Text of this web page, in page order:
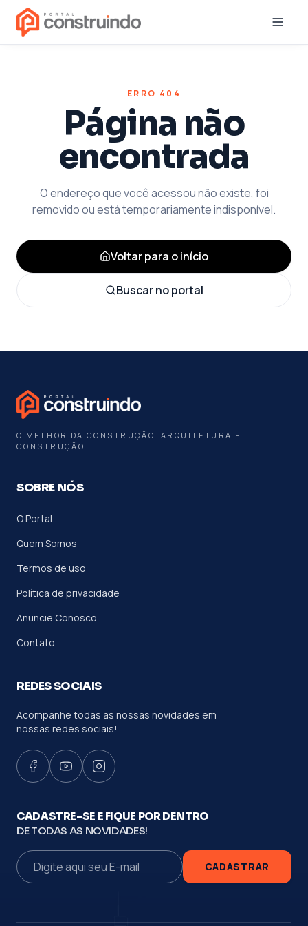
ERRO 404
Página não
encontrada
O endereço que você acessou não existe, foi
removido ou está temporariamente indisponível.
Voltar para o início
Buscar no portal
O MELHOR DA CONSTRUÇÃO, ARQUITETURA E
CONSTRUÇÃO.
SOBRE NÓS
O Portal
Quem Somos
Termos de uso
Política de privacidade
Anuncie Conosco
Contato
REDES SOCIAIS
Acompanhe todas as nossas novidades em
nossas redes sociais!
CADASTRE-SE E FIQUE POR DENTRO
DE TODAS AS NOVIDADES!
CADASTRAR